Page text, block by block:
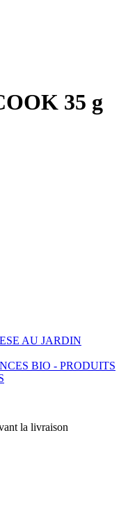
35 g
AU JARDIN
BIO - PRODUITS
la livraison